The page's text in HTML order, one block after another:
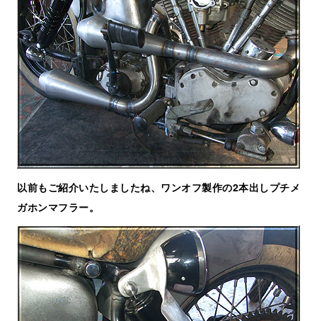
以前もご紹介いたしましたね、ワンオフ製作の2本出しプチメ
ガホンマフラー。